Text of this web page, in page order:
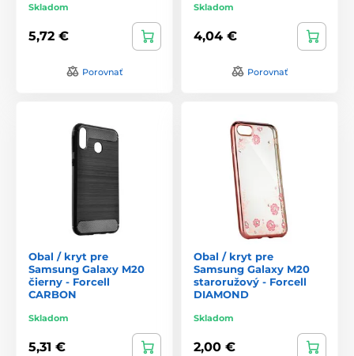
Skladom
5,72 €
Porovnať
Skladom
4,04 €
Porovnať
Obal / kryt pre
Samsung Galaxy M20
čierny - Forcell
CARBON
Skladom
5,31 €
Obal / kryt pre
Samsung Galaxy M20
staroružový - Forcell
DIAMOND
Skladom
2,00 €